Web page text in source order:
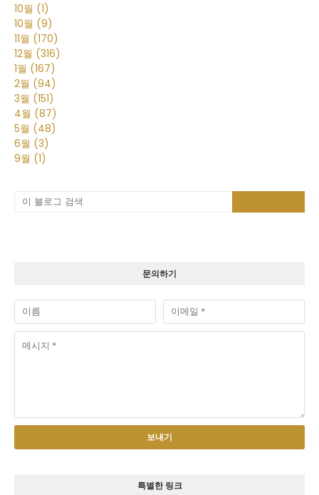
10월 (1)
10월 (9)
11월 (170)
12월 (316)
1월 (167)
2월 (94)
3월 (151)
4월 (87)
5월 (48)
6월 (3)
9월 (1)
문의하기
특별한 링크